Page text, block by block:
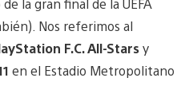
Nos referimos al
F.C. All-Starsy
en el Estadio Metropolitano